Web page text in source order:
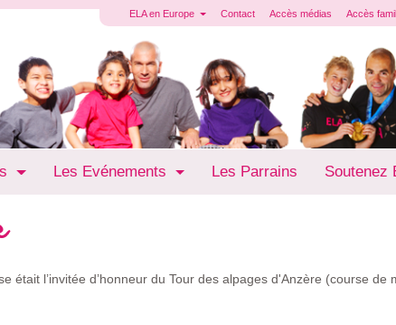
ELA en Europe Contact Accès médias Accès
Les Evénements Les Parrains Soutenez
était l’invitée d’honneur du Tour des alpages d'Anzère (course de